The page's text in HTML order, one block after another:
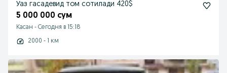
Уаз гасадевид том сотилади 420$
5 000 000 сум
Касан - Сегодня в 15:18
2000 - 1 км